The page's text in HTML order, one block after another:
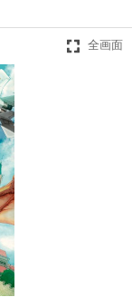
全画面